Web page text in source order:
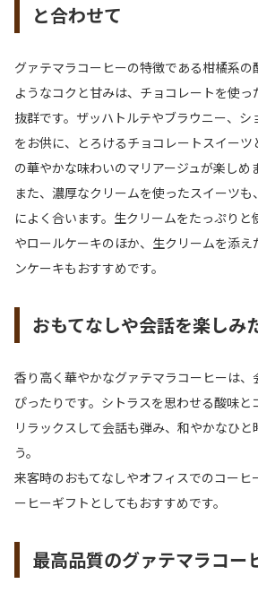
と合わせて
グァテマラコーヒーの特徴である柑橘系
ようなコクと甘みは、チョコレートを使
抜群です。ザッハトルテやブラウニー、シ
をお供に、とろけるチョコレートスイー
の華やかな味わいのマリアージュが楽しめ
また、濃厚なクリームを使ったスイーツ
によく合います。生クリームをたっぷりと
やロールケーキのほか、生クリームを添
ンケーキもおすすめです。
おもてなしや会話を楽しみ
香り高く華やかなグァテマラコーヒーは、
ぴったりです。シトラスを思わせる酸味と
リラックスして会話も弾み、和やかなひと
う。
来客時のおもてなしやオフィスでのコーヒ
ーヒーギフトとしてもおすすめです。
最高品質のグァテマラコー